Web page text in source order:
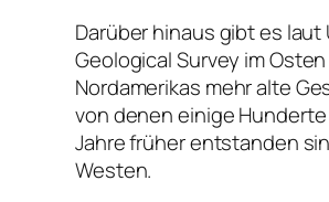
Darüber hinaus gibt es laut
Geological Survey im Osten
Nordamerikas mehr alte
von denen einige
Jahre früher entstanden
Westen.